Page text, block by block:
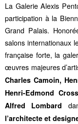
La Galerie Alexis
participation à la
Grand Palais.
salons internationaux
française forte, la
œuvres majeures
Charles Camoin,
Henri-Edmond Cross
Alfred Lombard
l’architecte et